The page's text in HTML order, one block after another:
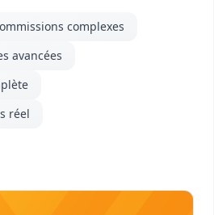
complexes
avancées
réel